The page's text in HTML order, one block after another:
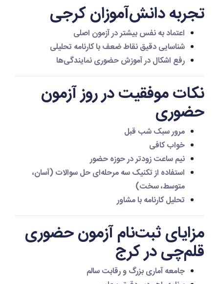
تجربه دانش‌آموزان کرجی
اعتماد به نفس بیشتر در آزمون اصلی
شناسایی دقیق نقاط ضعف با کارنامه تحلیلی
رفع اشکال در آموزش حضوری نمایندگی‌ها
نکات موفقیت در روز آزمون
حضوری
مرور سبک شب قبل
خواب کافی
نیم ساعت زودتر در حوزه حضور
استفاده از تکنیک سه مرحله‌ای حل سوالات (آسان،
متوسط، سخت)
تحلیل کارنامه با مشاور
مزایای ثبت‌نام آزمون حضوری
قلم‌چی در کرج
جامعه آماری بزرگ و رقابت سالم